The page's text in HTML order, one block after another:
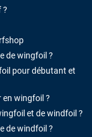
?
de wingfoil ?
pour débutant et
en wingfoil ?
et de windfoil ?
de windfoil ?